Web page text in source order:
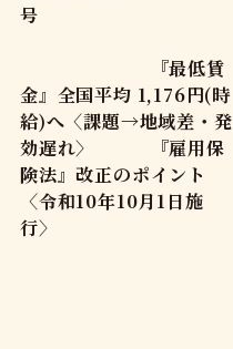
号
『最低賃
金』全国平均 1,176円(時
給)へ〈課題→地域差・発
効遅れ〉 『雇用保
険法』改正のポイント
〈令和10年10月1日施
行〉